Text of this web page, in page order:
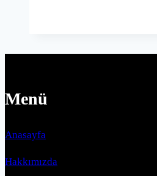
Menü
Anasayfa
Hakkımızda